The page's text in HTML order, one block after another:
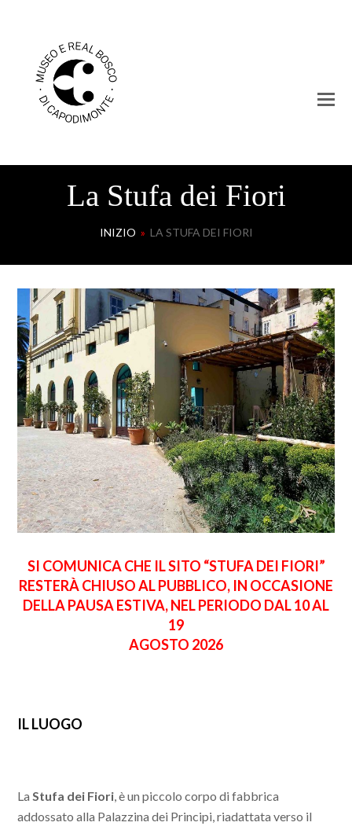
La Stufa dei Fiori
INIZIO » LA STUFA DEI FIORI
SI COMUNICA CHE IL SITO “STUFA DEI FIORI”
RESTERÀ CHIUSO AL PUBBLICO, IN OCCASIONE
DELLA PAUSA ESTIVA, NEL PERIODO DAL 10 AL
19
AGOSTO 2026
IL LUOGO
La Stufa dei Fiori , è un piccolo corpo di fabbrica
addossato alla Palazzina dei Principi, riadattata verso il